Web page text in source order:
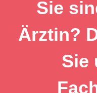
Sie
Ärztin?
Sie